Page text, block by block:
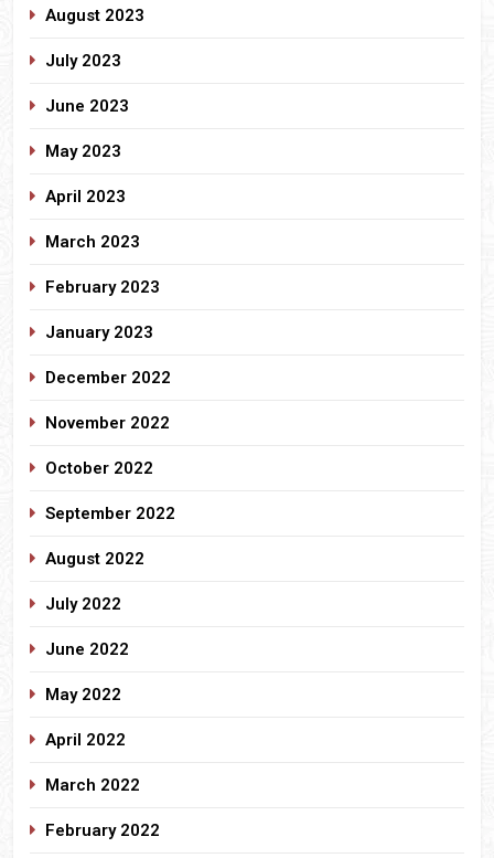
August 2023
July 2023
June 2023
May 2023
April 2023
March 2023
February 2023
January 2023
December 2022
November 2022
October 2022
September 2022
August 2022
July 2022
June 2022
May 2022
April 2022
March 2022
February 2022